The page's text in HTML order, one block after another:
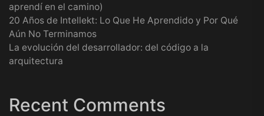
aprendí en el camino)
20 Años de Intellekt: Lo Que He Aprendido y Por Qué
Aún No Terminamos
La evolución del desarrollador: del código a la
arquitectura
Recent Comments